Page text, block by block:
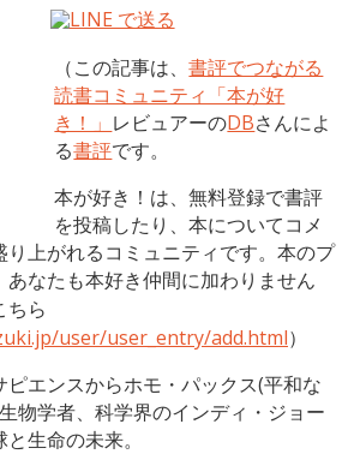
（この記事は、書評でつながる
読書コミュニティ「本が好
き！」 レビュアーのDBさんによ
る書評です。
本が好き！は、無料登録で書評
を投稿したり、本についてコメ
り上がれるコミュニティです。本のプ
あなたも本好き仲間に加わりません
ら
user/user_entry/add.html）
エンスからホモ・パックス(平和な
物学者、科学界のインディ・ジョー
生命の未来。